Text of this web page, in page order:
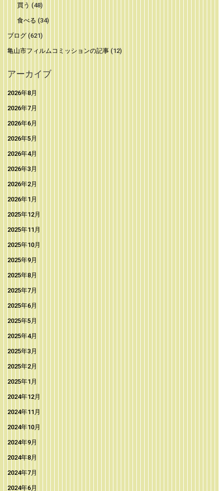
買う (48)
食べる (34)
ブログ (621)
亀山市フィルムコミッションの記事 (12)
アーカイブ
2026年8月
2026年7月
2026年6月
2026年5月
2026年4月
2026年3月
2026年2月
2026年1月
2025年12月
2025年11月
2025年10月
2025年9月
2025年8月
2025年7月
2025年6月
2025年5月
2025年4月
2025年3月
2025年2月
2025年1月
2024年12月
2024年11月
2024年10月
2024年9月
2024年8月
2024年7月
2024年6月